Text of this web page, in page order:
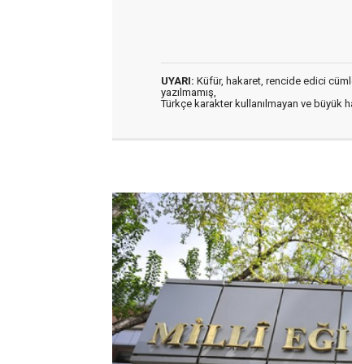
UYARI: Küfür, hakaret, rencide edici
yazılmamış,
Türkçe karakter kullanılmayan ve büyük